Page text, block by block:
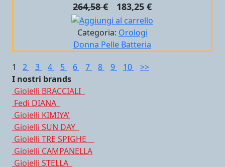
264,58 € 183,25 €
Categoria: Orologi
Donna Pelle Batteria
1 2 3 4 5 6 7 8 9 10
>>
I nostri brands
Gioielli BRACCIALI
Fedi DIANA
Gioielli KIMIYA'
Gioielli SUN DAY
Gioielli TRE SPIGHE
Gioielli CAMPANELLA
Gioielli STELLA